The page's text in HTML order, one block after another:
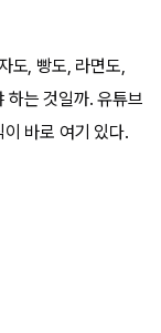
도, 빵도, 라면도,
하는 것일까. 유튜브
바로 여기 있다.